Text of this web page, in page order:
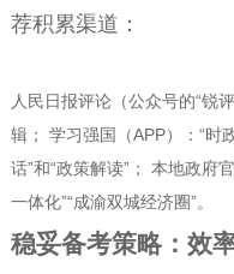
荐积累渠道：
人民日报评论（公众号的“锐
辑； 学习强国（APP）：“时
话”和“政策解读”； 本地政府
一体化”“成渝双城经济圈”。
稳妥备考策略：效